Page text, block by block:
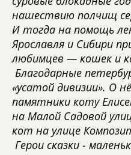
нашествию полчищ
И тогда на помощь
Ярославля и Сибири
любимцев — кошек и
Благодарные
«усатой дивизии». О
памятники коту
на Малой Садовой
кот на улице
Герои сказки -